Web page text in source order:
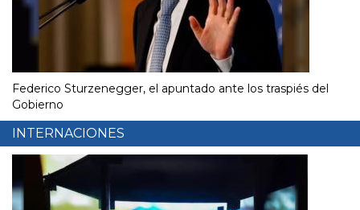
Federico Sturzenegger, el apuntado ante los traspiés del
Gobierno
INTERNACIONES